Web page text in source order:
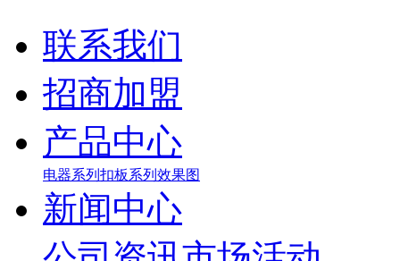
联系我们
招商加盟
产品中心
电器系列 扣板系列 效果图
新闻中心